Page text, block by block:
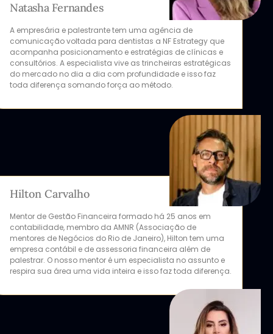
Natasha Fernandes
A empresária e palestrante tem uma agência de
comunicação voltada para dentistas a NF Estrategy que
acompanha posicionamento e estratégias de clínicas e
consultórios. A especialista vive as trincheiras estratégicas
do mercado no dia a dia com profundidade e isso faz
toda diferença somando força ao método.
Hilton Carvalho
Mentor de Gestão Financeira formado há 25 anos em
contabilidade, membro da AMNR (Associação de
mentores de Negócios do Rio de Janeiro), Hilton tem uma
empresa contábil e de assessoria financeira além de
palestrar. O nosso mentor é um especialista no assunto e
respira sua área uma vida inteira e isso faz toda diferença.